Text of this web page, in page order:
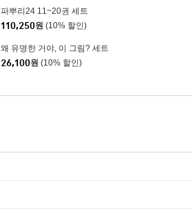
파뿌리24 11~20권 세트
110,250원 (10% 할인)
왜 유명한 거야, 이 그림? 세트
26,100원 (10% 할인)